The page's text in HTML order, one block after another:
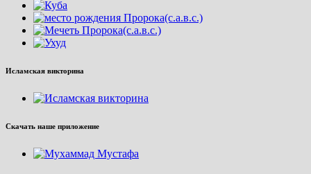
Исламская викторина
Скачать наше приложение